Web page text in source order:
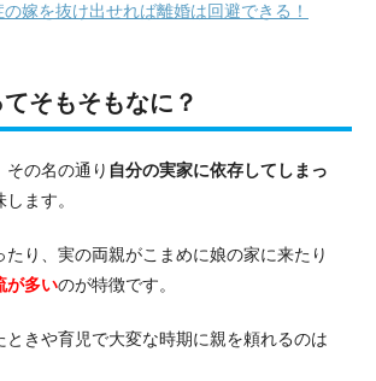
嫁を抜け出せれば離婚は回避できる！
そもそもなに？
その名の通り 自分の実家に依存してしまっ
ます。
たり、実の両親がこまめに娘の家に来たり
が多いのが特徴です。
ときや育児で大変な時期に親を頼れるのは